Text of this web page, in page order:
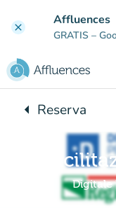
clear Affluences
GRATIS –
arrow_leftBack to:
Reserva
Digitale